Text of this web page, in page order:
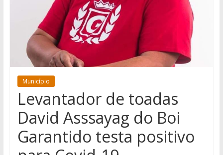
Município
Levantador de toadas
David Asssayag do Boi
Garantido testa positivo